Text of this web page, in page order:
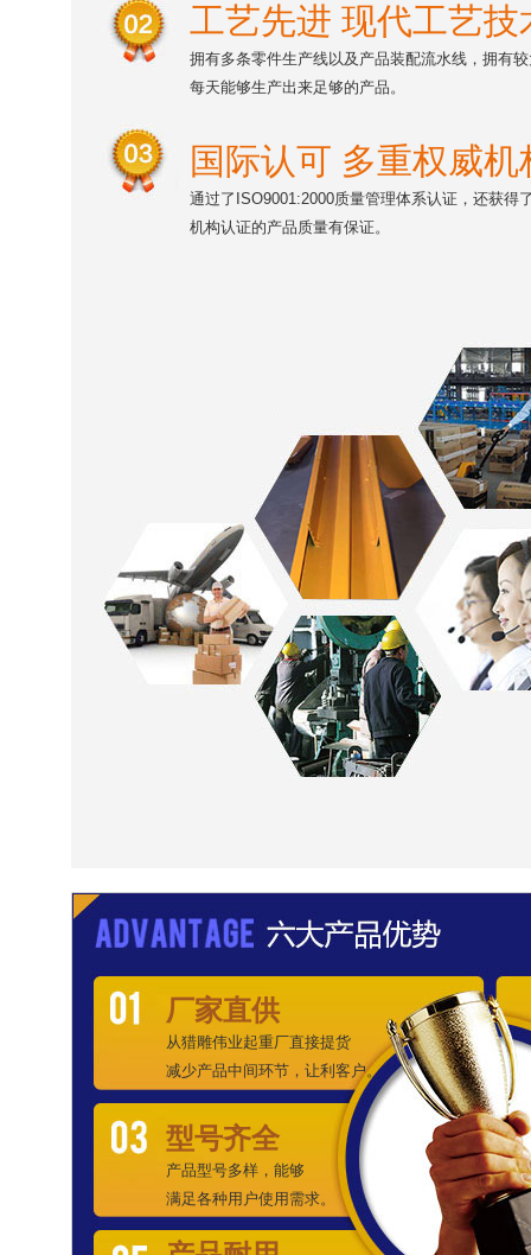
工艺先进 现代工艺技
拥有多条零件生产线以及产品装配流水线，拥有
每天能够生产出来足够的产品。
国际认可 多重权威机
通过了ISO9001:2000质量管理体系认证，还获得
机构认证的产品质量有保证。
厂家直供
从猎雕伟业起重厂直接提货
减少产品中间环节，让利客户。
型号齐全
产品型号多样，能够
满足各种用户使用需求。